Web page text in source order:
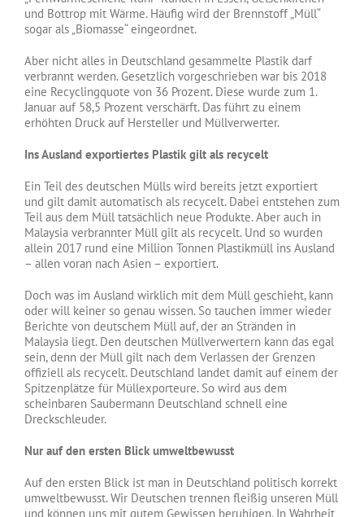
und Bottrop mit Wärme. Häufig wird der Brennstoff „Müll“
sogar als „Biomasse“ eingeordnet.
Aber nicht alles in Deutschland gesammelte Plastik darf
verbrannt werden. Gesetzlich vorgeschrieben war bis 2018
eine Recyclingquote von 36 Prozent. Diese wurde zum 1.
Januar auf 58,5 Prozent verschärft. Das führt zu einem
erhöhten Druck auf Hersteller und Müllverwerter.
Ins Ausland exportiertes Plastik gilt als recycelt
Ein Teil des deutschen Mülls wird bereits jetzt exportiert
und gilt damit automatisch als recycelt. Dabei entstehen zum
Teil aus dem Müll tatsächlich neue Produkte. Aber auch in
Malaysia verbrannter Müll gilt als recycelt. Und so wurden
allein 2017 rund eine Million Tonnen Plastikmüll ins Ausland
– allen voran nach Asien – exportiert.
Doch was im Ausland wirklich mit dem Müll geschieht, kann
oder will keiner so genau wissen. So tauchen immer wieder
Berichte von deutschem Müll auf, der an Stränden in
Malaysia liegt. Den deutschen Müllverwertern kann das egal
sein, denn der Müll gilt nach dem Verlassen der Grenzen
offiziell als recycelt. Deutschland landet damit auf einem der
Spitzenplätze für Müllexporteure. So wird aus dem
scheinbaren Saubermann Deutschland schnell eine
Dreckschleuder.
Nur auf den ersten Blick umweltbewusst
Auf den ersten Blick ist man in Deutschland politisch korrekt
umweltbewusst. Wir Deutschen trennen fleißig unseren Müll
und können uns mit gutem Gewissen beruhigen. In Wahrheit